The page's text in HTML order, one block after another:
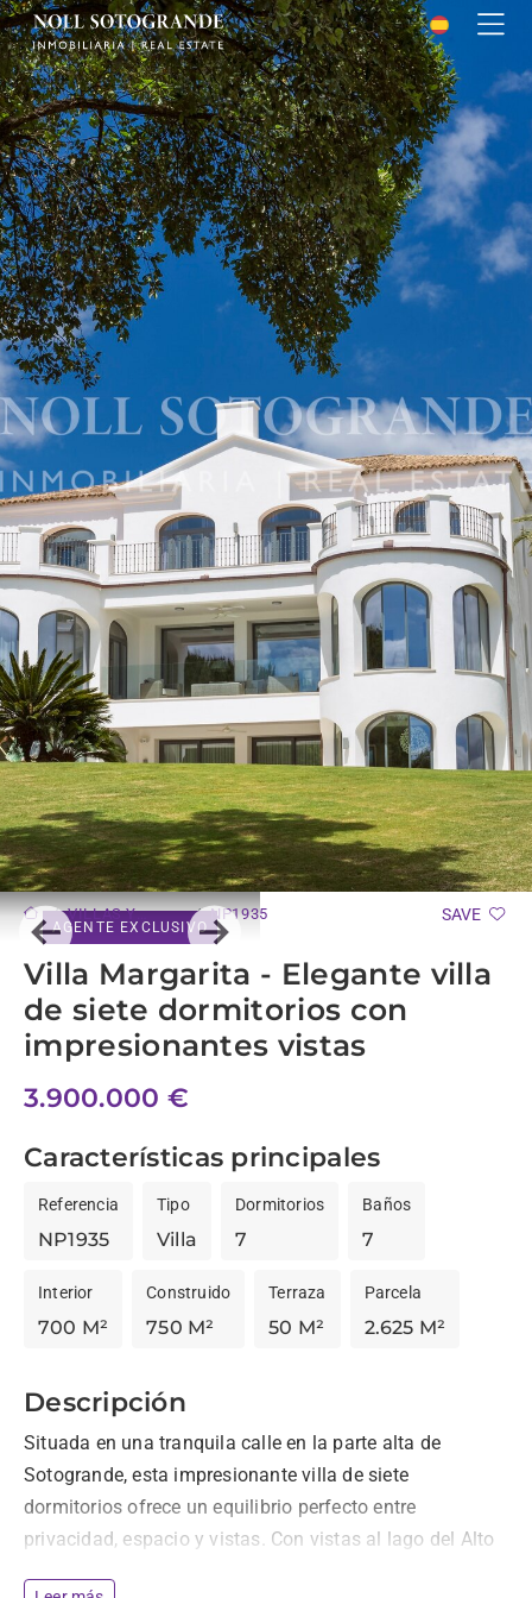
Previous Next
AGENTE EXCLUSIVO
VILLAS Y
CHALETS
NP1935 SAVE
Villa Margarita - Elegante villa
de siete dormitorios con
impresionantes vistas
3.900.000 €
Características principales
Referencia
NP1935
Tipo
Villa
Dormitorios
7
Baños
7
Interior
700 M²
Construido
750 M²
Terraza
50 M²
Parcela
2.625 M²
Descripción
Situada en una tranquila calle en la parte alta de
Sotogrande, esta impresionante villa de siete
dormitorios ofrece un equilibrio perfecto entre
privacidad, espacio y vistas. Con vistas al lago del Alto